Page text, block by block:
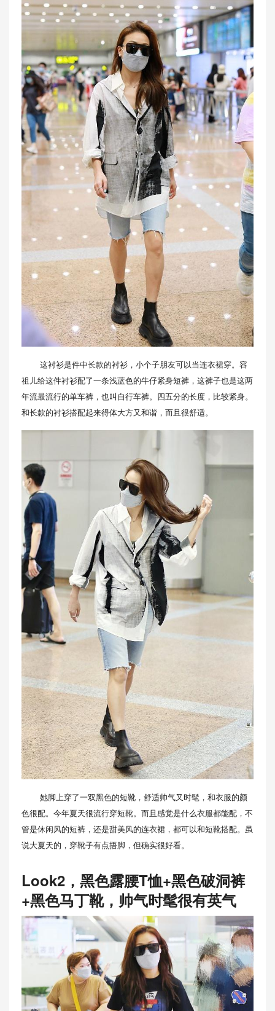
这衬衫是件中长款的衬衫，小个子朋友可以当连衣裙穿。容
祖儿给这件衬衫配了一条浅蓝色的牛仔紧身短裤，这裤子也是这两
年流最流行的单车裤，也叫自行车裤。四五分的长度，比较紧身。
和长款的衬衫搭配起来得体大方又和谐，而且很舒适。
她脚上穿了一双黑色的短靴，舒适帅气又时髦，和衣服的颜
色很配。今年夏天很流行穿短靴。而且感觉是什么衣服都能配，不
管是休闲风的短裤，还是甜美风的连衣裙，都可以和短靴搭配。虽
说大夏天的，穿靴子有点捂脚，但确实很好看。
Look2，黑色露腰T恤+黑色破洞裤
+黑色马丁靴，帅气时髦很有英气